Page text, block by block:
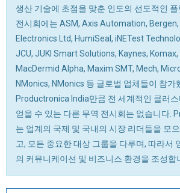
생산 기술에 초점을 맞춘 인도의 선도적인 플
전시회에는 ASM, Axis Automation, Bergen,
Electronics Ltd, HumiSeal, iNETest
JCU, JUKI Smart Solutions, Kaynes,
MacDermid Alpha, Maxim SMT, Mech,
NMonics, NMonics 등 글로벌 업체들이 참가
Productronica India만큼 전 세계적인 클러
얻을 수 있는 다른 무역 전시회는 없습니다.
는 업계의 국제 및 국내의 시장 리더들을 모
고, 모든 중요한 대상 그룹을 다루며, 따라서
의 커뮤니케이션 및 비즈니스 환경을 조성합